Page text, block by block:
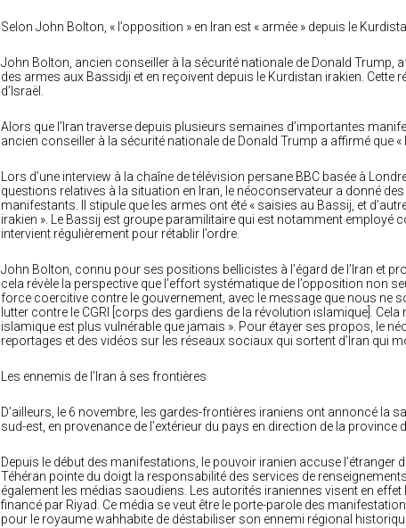
Selon John Bolton, « l’opposition » en Iran est « armée » depuis le
John Bolton, ancien conseiller à la sécurité nationale de Donald Trump,
des armes aux Bassidji et en reçoivent depuis le Kurdistan irakien. Cette
d’Israël.
Alors que l’Iran traverse depuis plusieurs semaines d’importantes
ancien conseiller à la sécurité nationale de Donald Trump a affirmé que «
Lors d’une interview à la chaîne de télévision persane BBC basée à
questions relatives à la situation en Iran, le néoconservateur a donné
manifestants. Il stipule que les armes ont été « saisies au Bassij, et
irakien ». Le Bassij est groupe paramilitaire qui est notamment
intervient régulièrement pour rétablir l’ordre.
John Bolton, connu pour ses positions bellicistes à l’égard de l’Iran et
cela révèle la perspective que l’effort systématique de l’opposition non
force coercitive contre le gouvernement, avec le message que nous ne
lutter contre le CGRI [corps des gardiens de la révolution islamique].
islamique est plus vulnérable que jamais ». Pour étayer ses propos, le
reportages et des vidéos sur les réseaux sociaux qui sortent d’Iran qui
Les ennemis de l’Iran à ses frontières
D’ailleurs, le 6 novembre, les gardes-frontières iraniens ont annoncé la
sud-est, en provenance de l’extérieur du pays en direction de la province
Depuis le début des manifestations, le pouvoir iranien accuse l’étranger
Téhéran pointe du doigt la responsabilité des services de
également les médias saoudiens. Les autorités iraniennes visent en effet
financé par Riyad. Ce média se veut être le porte-parole des
pour le royaume wahhabite de déstabiliser son ennemi régional